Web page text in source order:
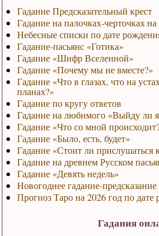
Гадание Предсказательный крест
Гадание на палочках-черточках
Небесные списки по дате
Гадание-пасьянс «Готика»
Гадание «Шифр Вселенной»
Гадание «Почему мы не вместе?»
Гадание «Что в глазах, что на
планах?»
Гадание по кругу ответов
Гадание на любимого «Выйду ли я
Гадание «Что со мной
Гадание «Было, есть, будет»
Гадание «Стоит ли прислушаться
Гадание на древнем Русском
Гадание «Девять недель»
Новогоднее гадание-
Прогноз Таро на 2026 год по дате
Гадания